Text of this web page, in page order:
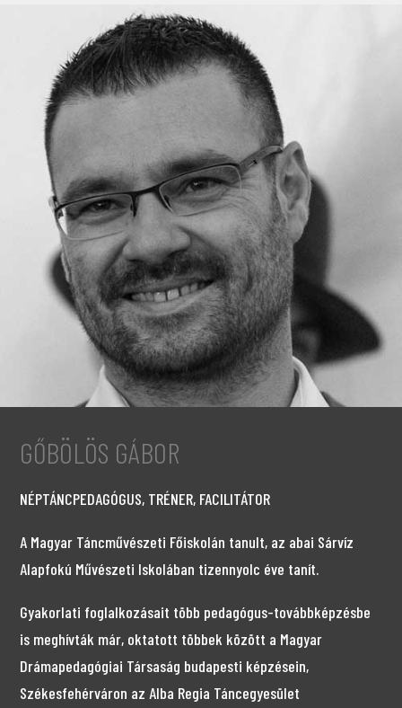
GŐBÖLÖS GÁBOR
NÉPTÁNCPEDAGÓGUS, TRÉNER, FACILITÁTOR
A Magyar Táncművészeti Főiskolán tanult, az abai Sárvíz
Alapfokú Művészeti Iskolában tizennyolc éve tanít.
Gyakorlati foglalkozásait több pedagógus-továbbképzésbe
is meghívták már, oktatott többek között a Magyar
Drámapedagógiai Társaság budapesti képzésein,
Székesfehérváron az Alba Regia Táncegyesület